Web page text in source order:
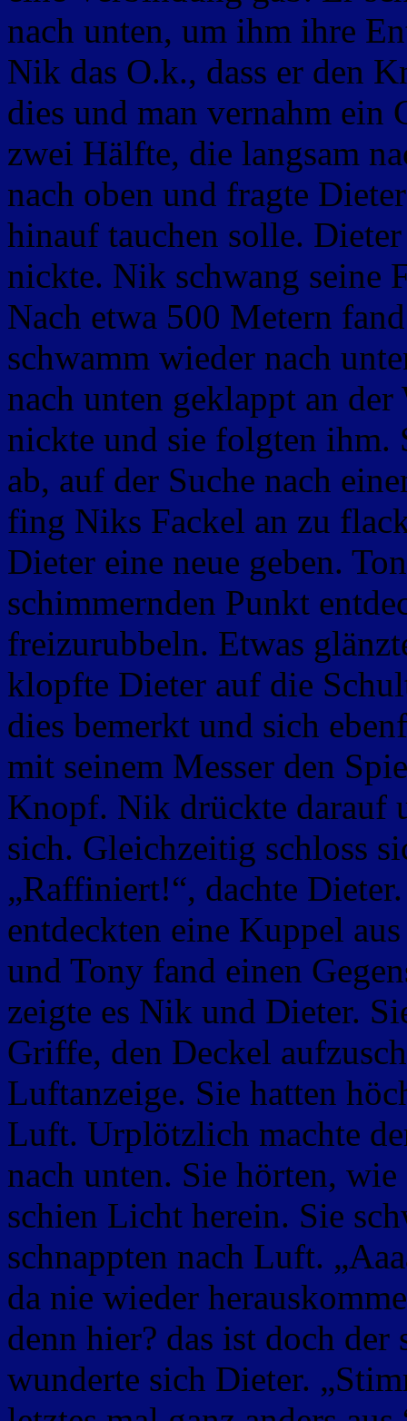
nach unten, um ihm ihre
Nik das O.k., dass er den
dies und man vernahm ein
zwei Hälfte, die langsam
nach oben und fragte
hinauf tauchen solle.
nickte. Nik schwang seine
Nach etwa 500 Metern
schwamm wieder nach
nach unten geklappt an
nickte und sie folgten ihm.
ab, auf der Suche nach
fing Niks Fackel an zu
Dieter eine neue geben.
schimmernden Punkt
freizurubbeln. Etwas
klopfte Dieter auf die
dies bemerkt und sich
mit seinem Messer den
Knopf. Nik drückte darauf
sich. Gleichzeitig schloss
„Raffiniert!“, dachte
entdeckten eine Kuppel
und Tony fand einen
zeigte es Nik und Dieter.
Griffe, den Deckel
Luftanzeige. Sie hatten
Luft. Urplötzlich machte
nach unten. Sie hörten,
schien Licht herein. Sie
schnappten nach Luft.
da nie wieder
denn hier? das ist doch
wunderte sich Dieter.